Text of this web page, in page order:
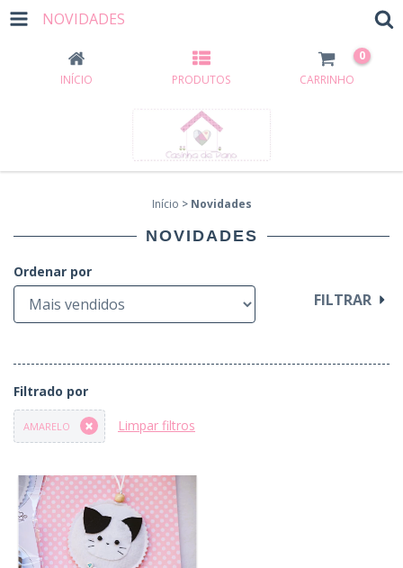
NOVIDADES
INÍCIO PRODUTOS CARRINHO
0
Início > Novidades
NOVIDADES
Ordenar por
FILTRAR
Filtrado por
AMARELO Limpar filtros